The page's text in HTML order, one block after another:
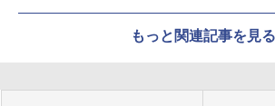
もっと関連記事を見る